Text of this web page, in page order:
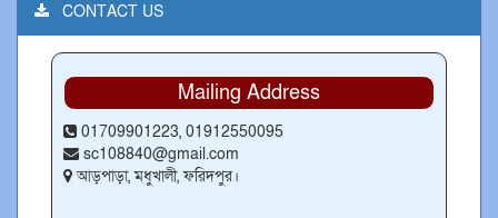
CONTACT US
Mailing Address
01709901223, 01912550095
sc108840@gmail.com
আড়পাড়া, মধুখালী, ফরিদপুর।